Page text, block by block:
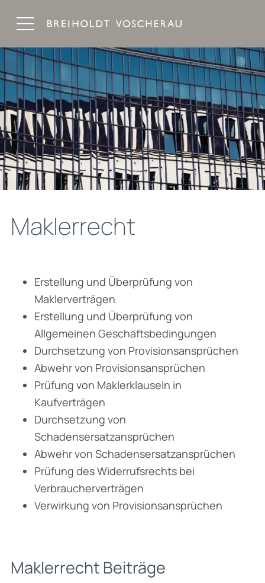
Maklerrecht
Erstellung und Überprüfung von
Maklerverträgen
Erstellung und Überprüfung von
Allgemeinen Geschäftsbedingungen
Durchsetzung von Provisionsansprüchen
Abwehr von Provisionsansprüchen
Prüfung von Maklerklauseln in
Kaufverträgen
Durchsetzung von
Schadensersatzansprüchen
Abwehr von Schadensersatzansprüchen
Prüfung des Widerrufsrechts bei
Verbraucherverträgen
Verwirkung von Provisionsansprüchen
Maklerrecht Beiträge